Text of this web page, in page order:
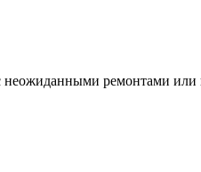
неожиданными ремонтами